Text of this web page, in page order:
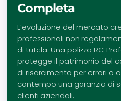
Completa
L’evoluzione del mercato
professionali non
di tutela. Una polizza RC
protegge il patrimonio del
di risarcimento per errori o
contempo una garanzia di
clienti aziendali.